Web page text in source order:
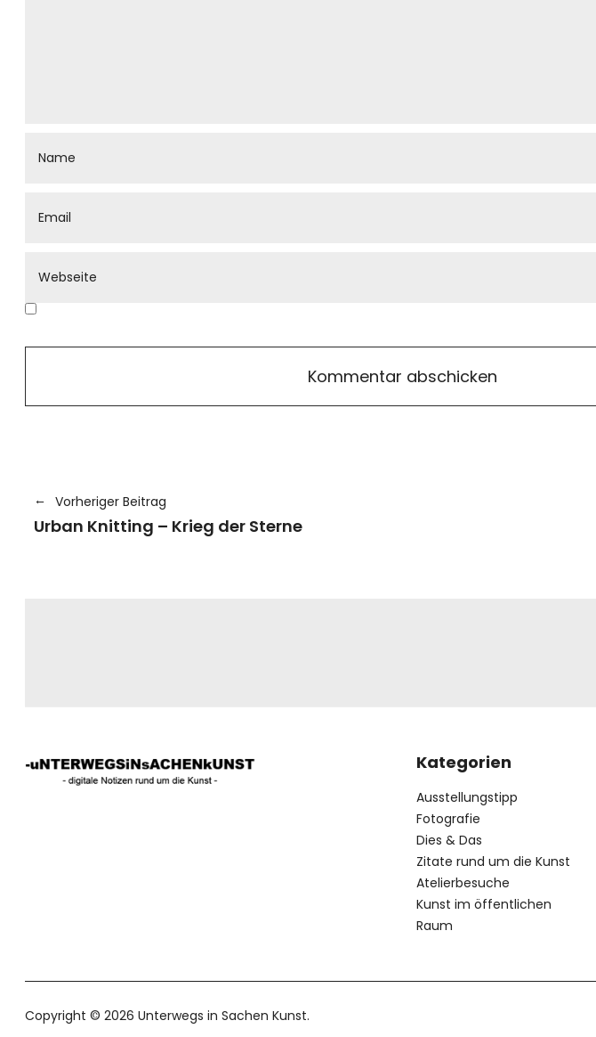
Vorheriger Beitrag
Urban Knitting – Krieg der Sterne
Kategorien
Ausstellungstipp
Fotografie
Dies & Das
Zitate rund um die Kunst
Atelierbesuche
Kunst im öffentlichen
Raum
Copyright © 2026 Unterwegs in Sachen Kunst